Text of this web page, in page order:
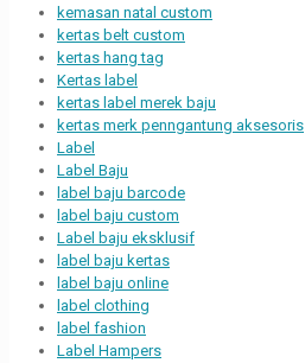
kemasan natal custom
kertas belt custom
kertas hang tag
Kertas label
kertas label merek baju
kertas merk penngantung aksesoris
Label
Label Baju
label baju barcode
label baju custom
Label baju eksklusif
label baju kertas
label baju online
label clothing
label fashion
Label Hampers